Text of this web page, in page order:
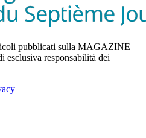
pubblicati sulla MAGAZINE
responsabilità dei